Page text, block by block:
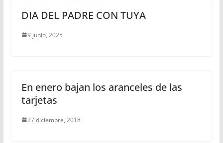
DIA DEL PADRE CON TUYA
9 junio, 2025
En enero bajan los aranceles de las
tarjetas
27 diciembre, 2018